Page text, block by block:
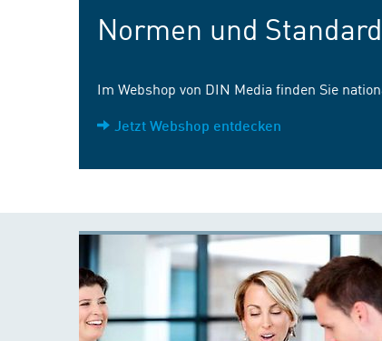
Normen und
Im Webshop von DIN Media finden Sie
Jetzt Webshop entdecken